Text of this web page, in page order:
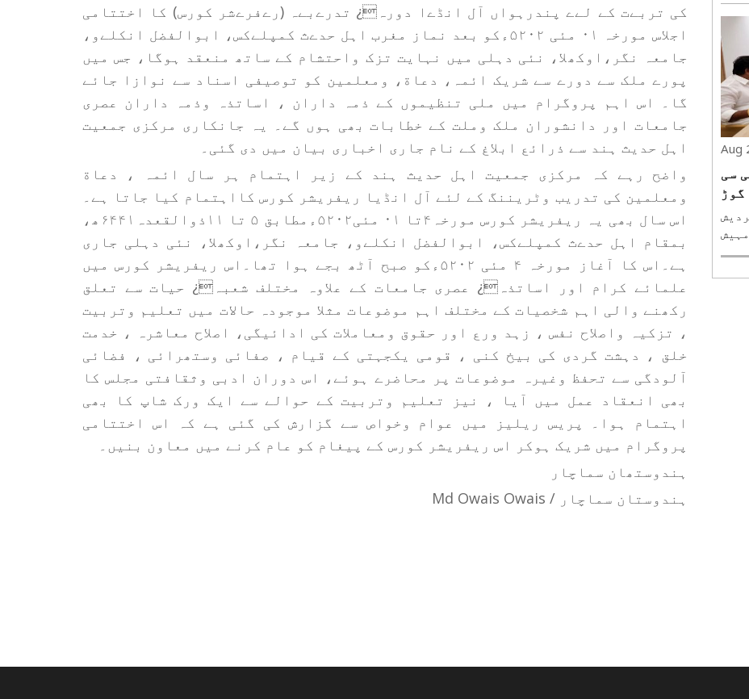
کی تربےت کے لےے پندرہواں آل انڈےا دورہ¿ تدرےبےہ (رےفرےشر کورس) کا اختتامی
اجلاس مورخہ ۰۱ مئی ۵۲۰۲ءکو بعد نماز مغرب اہل حدےث کمپلےکس، ابوالفضل انکلےو،
جامعہ نگر،اوکھلا، نئی دہلی میں نہایت تزک واحتشام کے ساتھ منعقد ہوگا، جس میں
پورے ملک سے دورے سے شریک ائمہ، دعاة، ومعلمین کو توصیفی اسناد سے نوازا جائے
گا۔ اس اہم پروگرام میں ملی تنظیموں کے ذمہ داران ، اساتذہ وذمہ داران عصری
جامعات اور دانشوران ملک وملت کے خطابات بھی ہوں گے۔ یہ جانکاری مرکزی جمعیت
اہل حدیث ہند سے ذرائع ابلاغ کے نام جاری اخباری بیان میں دی گئی۔
واضح رہے کہ مرکزی جمعیت اہل حدیث ہند کے زیر اہتمام ہر سال ائمہ ، دعاة
ومعلمین کی تدریب وٹریننگ کے لئے آل انڈیا ریفریشر کورس کااہتمام کیا جاتا ہے۔
اس سال بھی یہ ریفریشر کورس مورخہ۴تا ۰۱ مئی۵۲۰۲ءمطابق ۵ تا ۱۱ذوالقعدہ۶۴۴۱ھ،
بمقام اہل حدےث کمپلےکس، ابوالفضل انکلےو، جامعہ نگر،اوکھلا، نئی دہلی جاری
ہے۔اس کا آغاز مورخہ ۴ مئی ۵۲۰۲ءکو صبح آٹھ بجے ہوا تھا۔اس ریفریشر کورس میں
علمائے کرام اور اساتذہ¿ عصری جامعات کے علاوہ مختلف شعبہ¿ حیات سے تعلق
رکھنے والی اہم شخصیات کے مختلف اہم موضوعات مثلا موجودہ حالات میں تعلیم وتربیت
، تزکیہ واصلاح نفس ، زہد ورع اور حقوق ومعاملات کی ادائیگی، اصلاح معاشرہ ، خدمت
خلق ، دہشت گردی کی بیخ کنی ، قومی یکجہتی کے قیام ، صفائی وستھرائی ، فضائی
آلودگی سے تحفظ وغیرہ موضوعات پر محاضرے ہوئے، اس دوران ادبی وثقافتی مجلس کا
بھی انعقاد عمل میں آیا ، نیز تعلیم وتربیت کے حوالے سے ایک ورک شاپ کا بھی
اہتمام ہوا۔ پریس ریلیز میں عوام وخواص سے گزارش کی گئی ہے کہ اس اختتامی
پروگرام میں شریک ہوکر اس ریفریشر کورس کے پیغام کو عام کرنے میں معاون بنیں۔
ہندوستھان سماچار
ہندوستان سماچار / Md Owais Owais
کے
رکن
پر ..
سی
پردیش